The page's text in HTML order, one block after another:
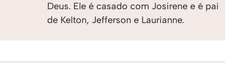
Deus. Ele é casado com Josirene e é pai
de Kelton, Jefferson e Laurianne.